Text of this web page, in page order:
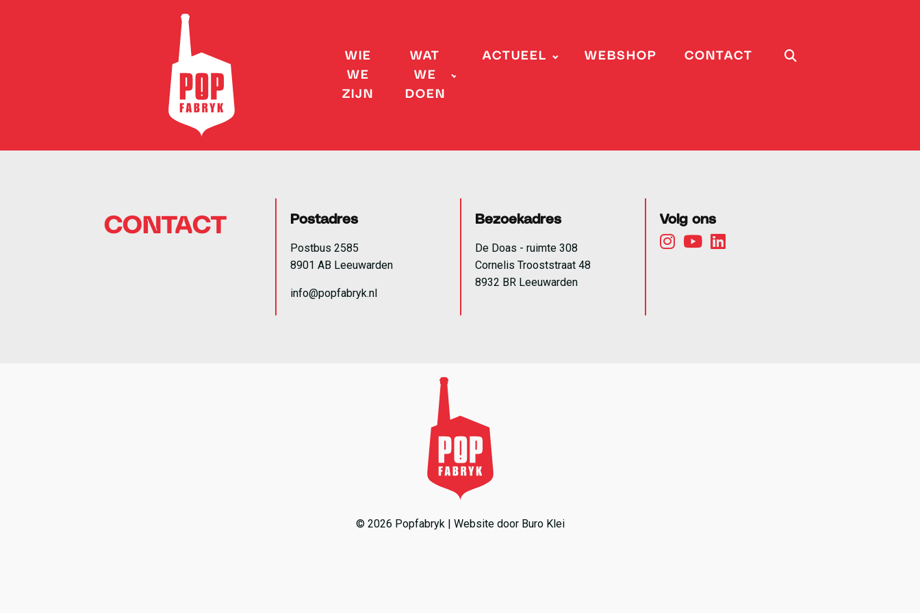
WIE
WE
ZIJN
WAT
WE
DOEN
ACTUEEL WEBSHOP CONTACT
CONTACT Postadres
Postbus 2585
8901 AB Leeuwarden
info@popfabryk.nl
Bezoekadres
De Doas - ruimte 308
Cornelis Trooststraat 48
8932 BR Leeuwarden
Volg ons
© 2026 Popfabryk | Website door Buro Klei